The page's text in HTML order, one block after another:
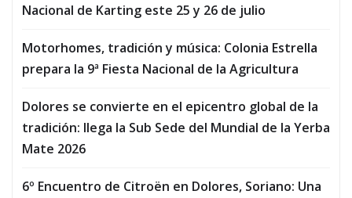
Nacional de Karting este 25 y 26 de julio
Motorhomes, tradición y música: Colonia Estrella
prepara la 9ª Fiesta Nacional de la Agricultura
Dolores se convierte en el epicentro global de la
tradición: llega la Sub Sede del Mundial de la Yerba
Mate 2026
6º Encuentro de Citroën en Dolores, Soriano: Una